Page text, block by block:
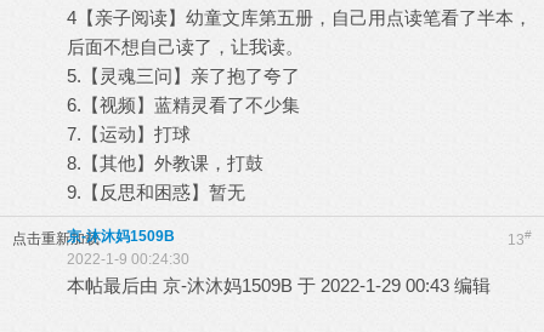
4【亲子阅读】幼童文库第五册，自己用点读笔看了半本，
后面不想自己读了，让我读。
5.【灵魂三问】亲了抱了夸了
6.【视频】蓝精灵看了不少集
7.【运动】打球
8.【其他】外教课，打鼓
9.【反思和困惑】暂无
点击重新加载 13#
京-沐沐妈1509B
2022-1-9 00:24:30
本帖最后由 京-沐沐妈1509B 于 2022-1-29 00:43 编辑